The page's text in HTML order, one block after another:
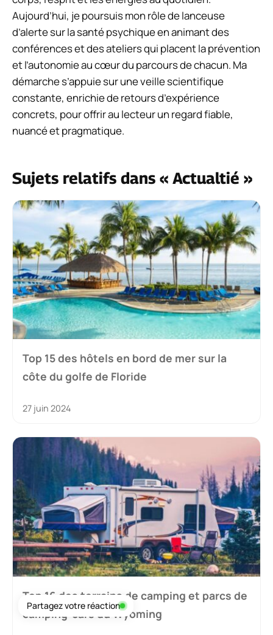
Aujourd’hui, je poursuis mon rôle de lanceuse
d’alerte sur la santé psychique en animant des
conférences et des ateliers qui placent la prévention
et l’autonomie au cœur du parcours de chacun. Ma
démarche s’appuie sur une veille scientifique
constante, enrichie de retours d’expérience
concrets, pour offrir au lecteur un regard fiable,
nuancé et pragmatique.
Sujets relatifs dans « Actualtié »
Top 15 des hôtels en bord de mer sur la
côte du golfe de Floride
27 juin 2024
Top 16 des terrains de camping et parcs de
camping-cars du Wyoming
Partagez votre réaction